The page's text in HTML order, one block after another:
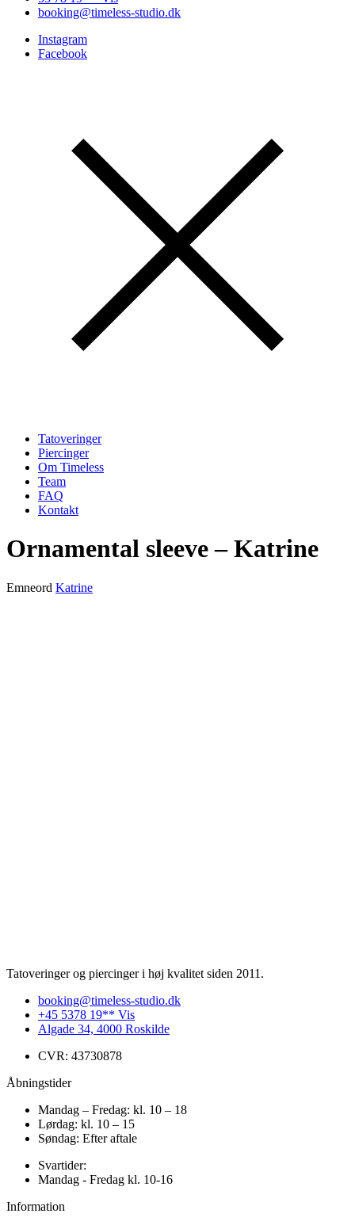
booking@timeless-studio.dk
Instagram
Facebook
Tatoveringer
Piercinger
Om Timeless
Team
FAQ
Kontakt
Ornamental sleeve – Katrine
Emneord Katrine
Tatoveringer og piercinger i høj kvalitet siden 2011.
booking@timeless-studio.dk
+45 5378 19** Vis
Algade 34, 4000 Roskilde
CVR: 43730878
Åbningstider
Mandag – Fredag: kl. 10 – 18
Lørdag: kl. 10 – 15
Søndag: Efter aftale
Svartider:
Mandag - Fredag kl. 10-16
Information